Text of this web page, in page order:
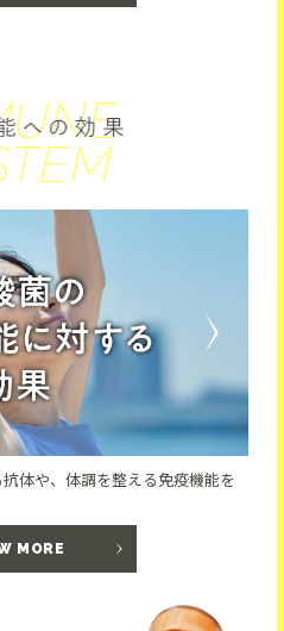
体や、体調を整える免疫機能を
MORE